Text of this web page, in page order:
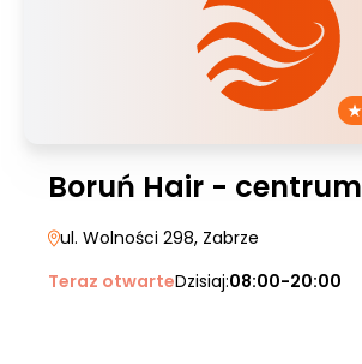
Boruń Hair - centrum
ul. Wolności 298, Zabrze
Teraz otwarteDzisiaj:08:00-20:00